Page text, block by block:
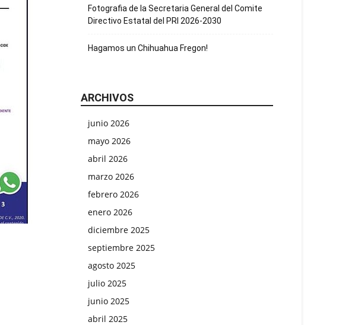
Fotografia de la Secretaria General del Comite
Directivo Estatal del PRI 2026-2030
Hagamos un Chihuahua Fregon!
ARCHIVOS
junio 2026
mayo 2026
abril 2026
marzo 2026
febrero 2026
enero 2026
diciembre 2025
septiembre 2025
agosto 2025
julio 2025
junio 2025
abril 2025